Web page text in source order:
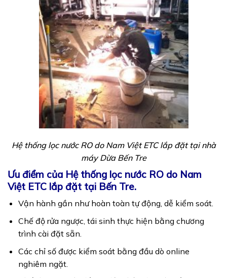
Hệ thống lọc nước RO do Nam Việt ETC lắp đặt tại nhà
máy Dừa Bến Tre
Ưu điểm của Hệ thống lọc nước RO do Nam
Việt ETC lắp đặt tại Bến Tre.
Vận hành gần như hoàn toàn tự động, dễ kiểm soát.
Chế độ rửa ngược, tái sinh thực hiện bằng chương
trình cài đặt sẵn.
Các chỉ số được kiểm soát bằng đầu dò online
nghiêm ngặt.